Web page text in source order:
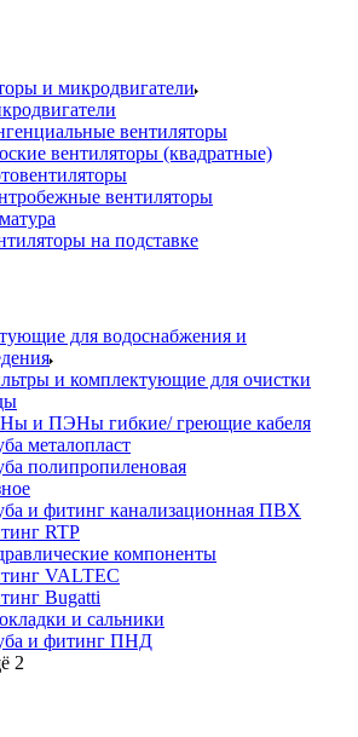
и микродвигатели
вентиляторы
вентиляторы (квадратные)
вентиляторы
на подставке
для водоснабжения и
и комплектующие для очистки
и ПЭНы гибкие/ греющие кабеля
металопласт
полипропиленовая
и фитинг канализационная ПВХ
RTP
компоненты
VALTEC
Bugatti
и сальники
и фитинг ПНД
2